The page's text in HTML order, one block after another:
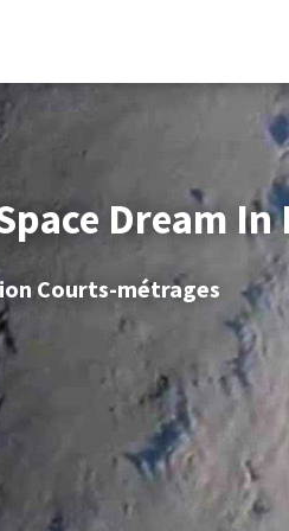
Dream In
Courts-métrages